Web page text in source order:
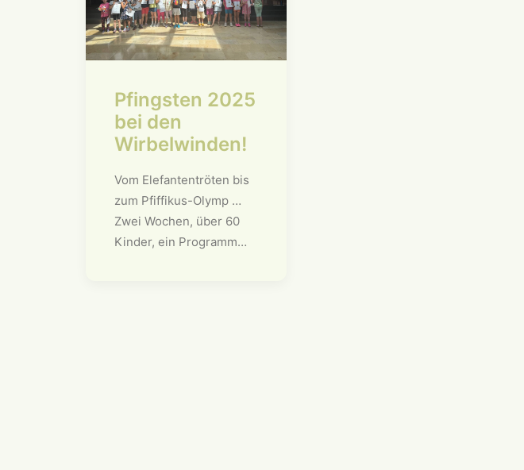
Pfingsten 2025
bei den
Wirbelwinden!
Vom Elefantentröten bis
zum Pfiffikus-Olymp …
Zwei Wochen, über 60
Kinder, ein Programm…